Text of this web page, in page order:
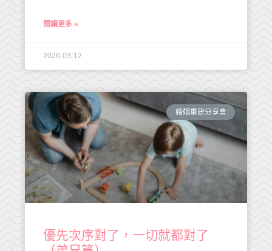
閱讀更多 »
2026-03-12
婚姻重建分享會
優先次序對了，一切就都對了